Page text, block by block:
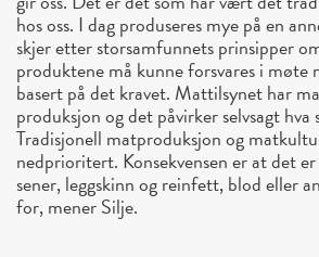
hos oss. I dag produseres mye på en
skjer etter storsamfunnets prinsipper
produktene må kunne forsvares i møte
basert på det kravet. Mattilsynet har
produksjon og det påvirker selvsagt
Tradisjonell matproduksjon og
nedprioritert. Konsekvensen er at det
sener, leggskinn og reinfett, blod eller
for, mener Silje.